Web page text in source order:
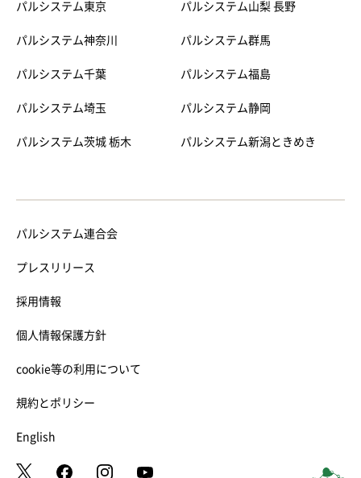
パルシステム東京
パルシステム神奈川
パルシステム千葉
パルシステム埼玉
パルシステム茨城 栃木
パルシステム山梨 長野
パルシステム群馬
パルシステム福島
パルシステム静岡
パルシステム新潟ときめき
パルシステム連合会
プレスリリース
採用情報
個人情報保護方針
cookie等の利用について
規約とポリシー
English